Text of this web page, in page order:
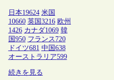
日本19624 米国
10660 英国 3216 欧州
1426 カナダ1069 韓
国 950 フランス 720
ドイツ681 中国 638
オーストラリア599
続きを見る